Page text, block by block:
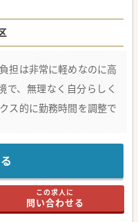
す。
担は非常に軽めなのに高
、無理なく自分らしく
ス的に勤務時間を調整で
終末期の患者様を担当し
安定した患者様ばかりで
。
していますが、常勤の先
く、基本的には病棟管理
造設の為に半日他病院へ
、基本的には当病院内で
この求人に
問い合わせる